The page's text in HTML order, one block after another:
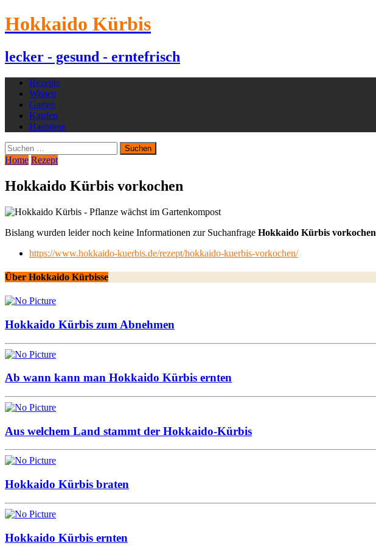
Hokkaido Kürbis
lecker - gesund - erntefrisch
Rezepte
Wissen
Garten
Kaufen
Haustiere
Suchen
nach:
Home Rezept
Hokkaido Kürbis vorkochen
Bislang wurden leider noch keine Informationen zur Suchanfrage Hokkaido Kürbis vorkochen
https://www.hokkaido-kuerbis.de/rezept/hokkaido-kuerbis-vorkochen/
Über Hokkaido Kürbisse
Hokkaido Kürbis zum Abnehmen
Ab wann kann man Hokkaido Kürbis ernten
Aus welchem Land stammt der Hokkaido-Kürbis
Hokkaido Kürbis braten
Hokkaido Kürbis ernten